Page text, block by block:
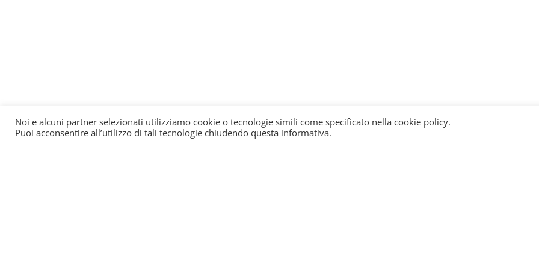
Noi e alcuni partner selezionati utilizziamo cookie o tecnologie simili come specificato nella cookie policy.
Puoi acconsentire all’utilizzo di tali tecnologie chiudendo questa informativa.